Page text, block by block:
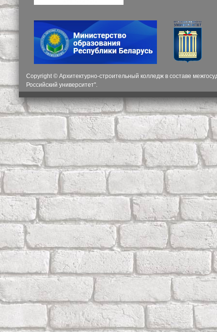
Copyright © Архитектурно-строительный колледж в составе
Российский университет".